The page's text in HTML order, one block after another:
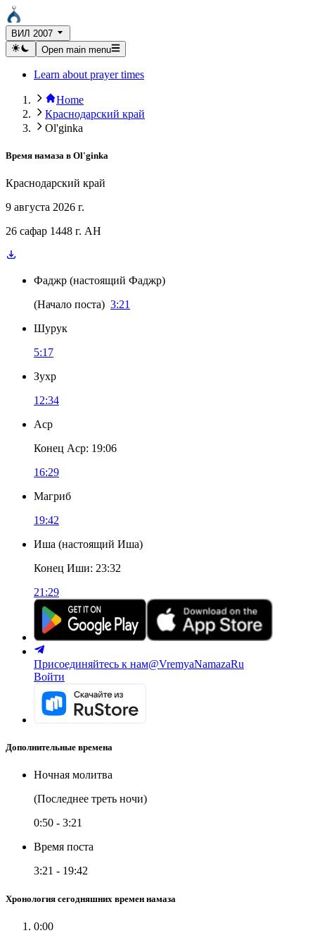
ВИЛ 2007
Open main menu
Learn about prayer times
Home
Краснодарский край
Ol'ginka
Время намаза в Ol'ginka
Краснодарский край
9 августа 2026 г.
26 сафар 1448 г. AH
Фаджр (настоящий Фаджр)
(Начало поста) 3:21
Шурук
5:17
Зухр
12:34
Аср
Конец Аср: 19:06
16:29
Магриб
19:42
Иша (настоящий Иша)
Конец Иши: 23:32
21:29
Присоединяйтесь к нам@VremyaNamazaRu
Войти
Дополнительные времена
Ночная молитва
(Последнее треть ночи)
0:50 - 3:21
Время поста
3:21 - 19:42
Хронология сегодняшних времен намаза
0:00